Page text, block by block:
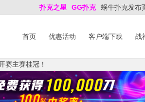
扑克之星 GG扑克 蜗牛扑克发布
首页 优惠活动 客户端下载 战
赛主赛桂冠！